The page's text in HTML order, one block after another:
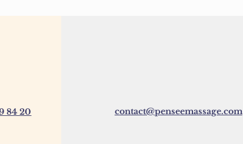
84 20 contact@penseemassage.com